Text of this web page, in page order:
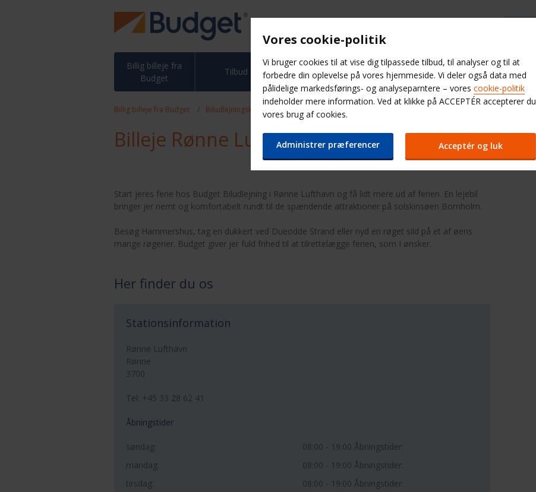
Billig billeje fra
Budget
Tilbud Minileasing Kontorer Bildækning
Billig billeje fra Budget Biludlejningskontorer Billeje Danmark Biludlejning Rønne Lufthavn
Billeje Rønne Lufthavn
Start jeres ferie hos Budget Biludlejning i Rønne Lufthavn og få lidt mere ud af ferien. En lejebil
bringer jer nemt og komfortabelt rundt til de spændende attraktioner på solskinsøen Bornholm.
Besøg Hammershus, tag en dukkert ved Dueodde Strand eller nyd en røget sild på et af øens
mange røgerier. Budget giver jer fuld frihed til at tilrettelægge ferien, som I ønsker.
Her finder du os
Stationsinformation
Rønne Lufthavn
Rønne
3700
Tel: +45 33 28 62 41
Åbningstider
søndag:
08:00 - 19:00 Åbningstider:
mandag:
08:00 - 19:00 Åbningstider:
tirsdag:
08:00 - 19:00 Åbningstider:
Vores cookie-politik
Vi bruger cookies til at vise dig tilpassede tilbud, til analyser og til at
forbedre din oplevelse på vores hjemmeside. Vi deler også data med
pålidelige markedsførings- og analyseparntere – vores cookie-politik
indeholder mere information. Ved at klikke på ACCEPTÉR accepterer du
vores brug af cookies.
Administrer præferencer Acceptér og luk